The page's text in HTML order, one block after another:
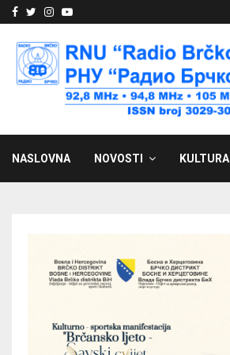
Facebook
Twitter
Instagram
Youtube
NASLOVNA NOVOSTI KULTURA